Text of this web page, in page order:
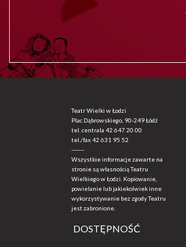
Teatr Wielki w Łodzi
Plac Dąbrowskiego, 90-249 Łódź
tel. centrala 42 647 20 00
tel./fax42 631 95 52
-------
Wszystkie informacje zawarte na
stronie są własnością Teatru
Wielkiego w Łodzi. Kopiowanie,
powielanie lub jakiekolwiek inne
wykorzystywanie bez zgody Teatru
jest zabronione.
DOSTĘPNOŚĆ